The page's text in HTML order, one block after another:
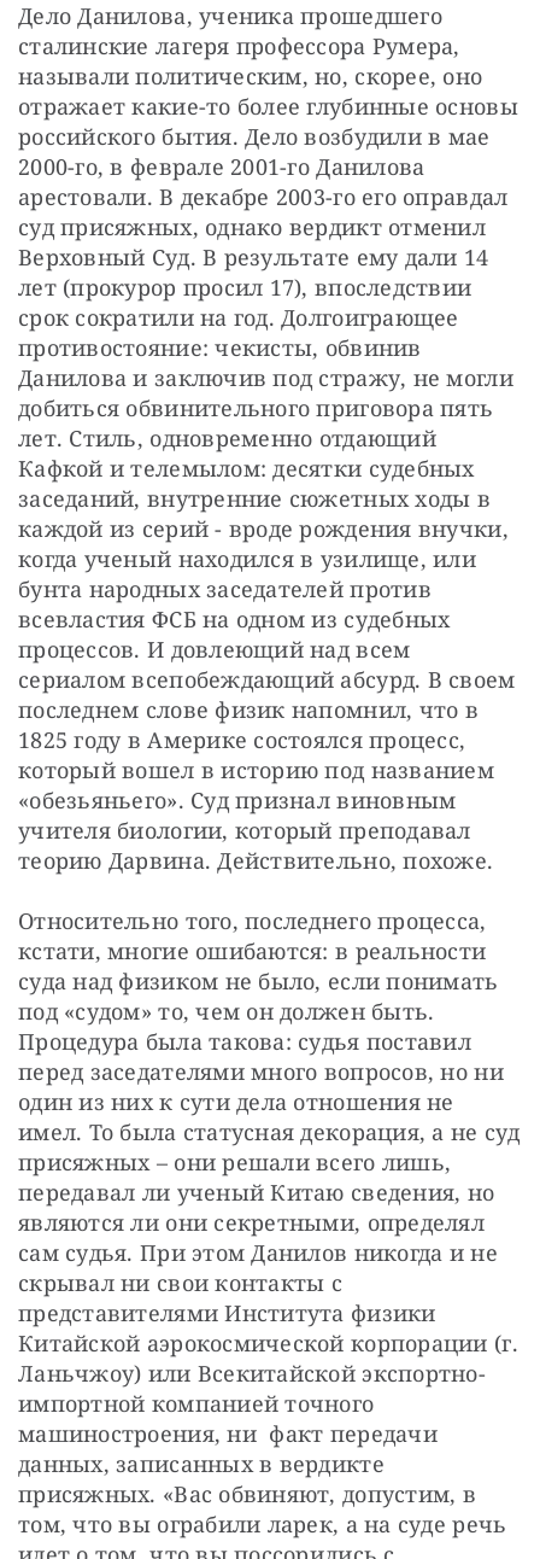
Дело Данилова, ученика прошедшего
сталинские лагеря профессора Румера,
называли политическим, но, скорее, оно
отражает какие-то более глубинные основы
российского бытия. Дело возбудили в мае
2000-го, в феврале 2001-го Данилова
арестовали. В декабре 2003-го его оправдал
суд присяжных, однако вердикт отменил
Верховный Суд. В результате ему дали 14
лет (прокурор просил 17), впоследствии
срок сократили на год. Долгоиграющее
противостояние: чекисты, обвинив
Данилова и заключив под стражу, не могли
добиться обвинительного приговора пять
лет. Стиль, одновременно отдающий
Кафкой и телемылом: десятки судебных
заседаний, внутренние сюжетных ходы в
каждой из серий - вроде рождения внучки,
когда ученый находился в узилище, или
бунта народных заседателей против
всевластия ФСБ на одном из судебных
процессов. И довлеющий над всем
сериалом всепобеждающий абсурд. В своем
последнем слове физик напомнил, что в
1825 году в Америке состоялся процесс,
который вошел в историю под названием
«обезьяньего». Суд признал виновным
учителя биологии, который преподавал
теорию Дарвина. Действительно, похоже.
Относительно того, последнего процесса,
кстати, многие ошибаются: в реальности
суда над физиком не было, если понимать
под «судом» то, чем он должен быть.
Процедура была такова: судья поставил
перед заседателями много вопросов, но ни
один из них к сути дела отношения не
имел. То была статусная декорация, а не суд
присяжных – они решали всего лишь,
передавал ли ученый Китаю сведения, но
являются ли они секретными, определял
сам судья. При этом Данилов никогда и не
скрывал ни свои контакты с
представителями Института физики
Китайской аэрокосмической корпорации (г.
Ланьчжоу) или Всекитайской экспортно-
импортной компанией точного
машиностроения, ни  факт передачи
данных, записанных в вердикте
присяжных. «Вас обвиняют, допустим, в
том, что вы ограбили ларек, а на суде речь